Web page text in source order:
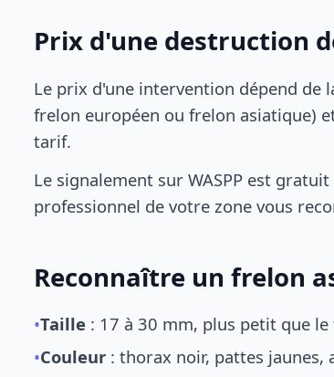
Prix d'une destruction
Le prix d'une intervention dépend de
frelon européen ou frelon asiatique)
tarif.
Le signalement sur WASPP est
professionnel de votre zone vous
Reconnaître un frelon
•Taille : 17 à 30 mm, plus petit que
•Couleur : thorax noir, pattes jaunes,